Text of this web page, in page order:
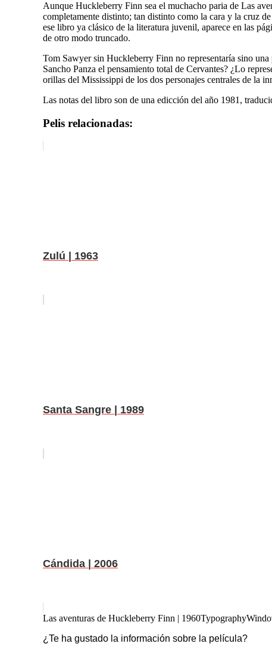
Aunque Huckleberry Finn sea el muchacho paria de Las
completamente distinto; tan distinto como la cara y la cruz
ese libro ya clásico de la literatura juvenil, aparece en las
de otro modo truncado.
Tom Sawyer sin Huckleberry Finn no representaría sino
Sancho Panza el pensamiento total de Cervantes? ¿Lo
orillas del Mississippi de los dos personajes centrales de la
Las notas del libro son de una edicción del año 1981,
Pelis relacionadas:
Zulú | 1963
Santa Sangre | 1989
Cándida | 2006
Las aventuras de Huckleberry Finn | 1960Typography
¿Te ha gustado la información sobre la película?